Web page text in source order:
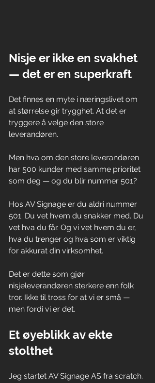
Nisje er ikke en svakhet
— det er en superkraft
Det finnes en myte i næringslivet om
at størrelse gir trygghet. At det er
tryggere å velge den store
leverandøren.
Men hva om den store leverandøren
har 500 kunder med samme prioritet
som deg — og du blir nummer 501?
Hos AV Signage er du aldri nummer
501. Du vet hvem du snakker med. Du
vet hva du får. Og vi vet hvem du er,
hva du trenger og hva som er viktig
for akkurat din virksomhet.
Det er dette som gjør
nisjeleverandøren sterkere enn folk
tror. Ikke til tross for at vi er små —
men fordi vi er det.
Et øyeblikk av ekte
stolthet
Jeg startet AV Signage AS fra scratch.